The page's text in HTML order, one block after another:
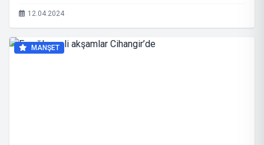
DÜĞÜN-KINA-NİŞAN-SÜNNET-EĞLENCE VE
12.04.2024
MANŞET